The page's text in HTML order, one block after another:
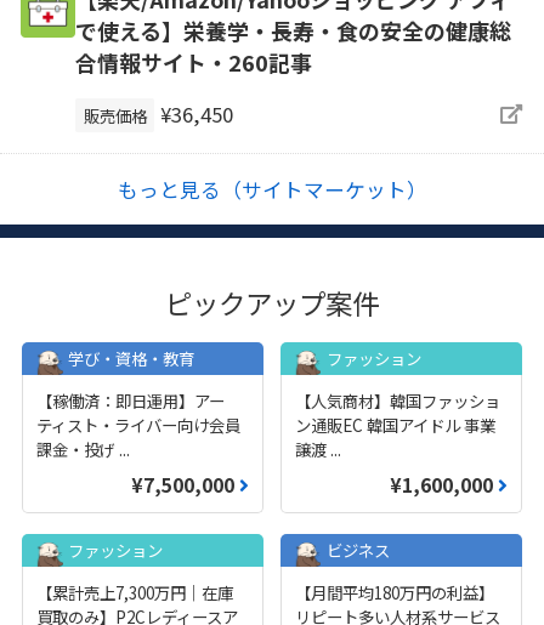
で使える】栄養学・長寿・食の安全の健康総
合情報サイト・260記事
販売価格 ¥36,450
もっと見る（サイトマーケット）
ピックアップ案件
学び・資格・教育
【稼働済：即日運用】アー
ティスト・ライバー向け会員
課金・投げ ...
¥7,500,000
ファッション
【人気商材】韓国ファッショ
ン通販EC 韓国アイドル 事業
譲渡 ...
¥1,600,000
ファッション
【累計売上7,300万円｜在庫
買取のみ】P2Cレディースア
ビジネス
【月間平均180万円の利益】
リピート多い人材系サービス